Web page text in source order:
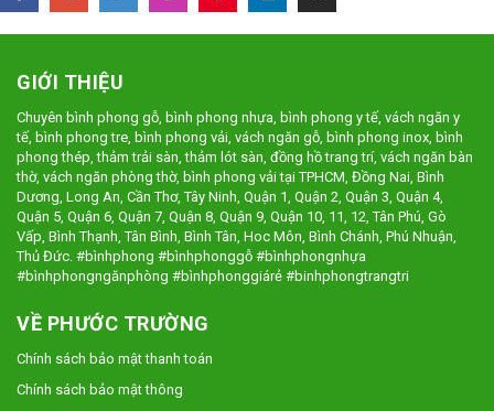
GIỚI THIỆU
Chuyên bình phong gỗ, bình phong nhựa, bình phong y tế, vách ngăn y
tế, bình phong tre, bình phong vải, vách ngăn gỗ, bình phong inox, bình
phong thép, thảm trải sàn, thảm lót sàn, đồng hồ trang trí, vách ngăn bàn
thờ, vách ngăn phòng thờ, bình phong vải tại TPHCM, Đồng Nai, Bình
Dương, Long An, Cần Thơ, Tây Ninh, Quận 1, Quận 2, Quận 3, Quận 4,
Quận 5, Quận 6, Quận 7, Quận 8, Quận 9, Quận 10, 11, 12, Tân Phú, Gò
Vấp, Bình Thạnh, Tân Bình, Bình Tân, Hoc Môn, Bình Chánh, Phú Nhuận,
Thủ Đức. #bìnhphong #bìnhphonggỗ #bìnhphongnhựa
#bìnhphongngănphòng #bìnhphonggiárẻ #binhphongtrangtri
VỀ PHƯỚC TRƯỜNG
Chính sách bảo mật thanh toán
Chính sách bảo mật thông